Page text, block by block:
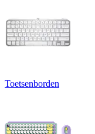
Toetsenborden